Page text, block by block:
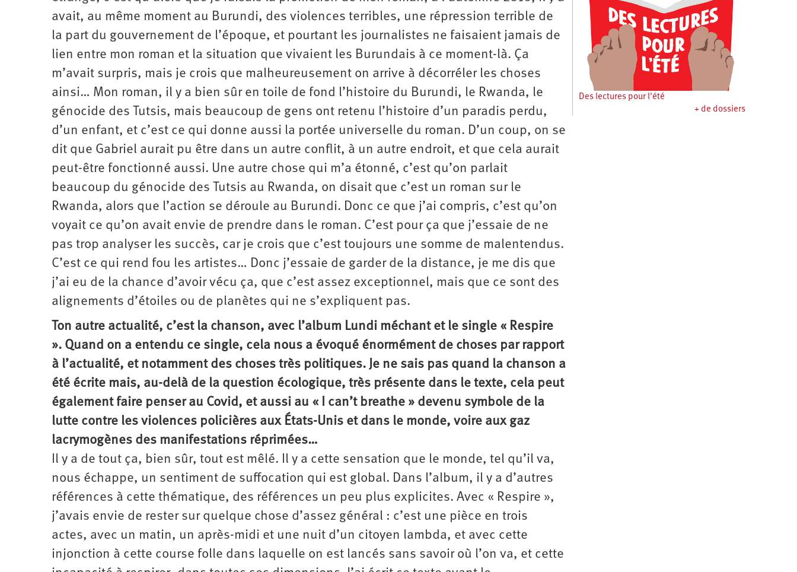
avait, au même moment au Burundi, des violences terribles, une répression terrible de
la part du gouvernement de l’époque, et pourtant les journalistes ne faisaient jamais de
lien entre mon roman et la situation que vivaient les Burundais à ce moment-là. Ça
m’avait surpris, mais je crois que malheureusement on arrive à décorréler les choses
ainsi… Mon roman, il y a bien sûr en toile de fond l’histoire du Burundi, le Rwanda, le
génocide des Tutsis, mais beaucoup de gens ont retenu l’histoire d’un paradis perdu,
d’un enfant, et c’est ce qui donne aussi la portée universelle du roman. D’un coup, on se
dit que Gabriel aurait pu être dans un autre conflit, à un autre endroit, et que cela aurait
peut-être fonctionné aussi. Une autre chose qui m’a étonné, c’est qu’on parlait
beaucoup du génocide des Tutsis au Rwanda, on disait que c’est un roman sur le
Rwanda, alors que l’action se déroule au Burundi. Donc ce que j’ai compris, c’est qu’on
voyait ce qu’on avait envie de prendre dans le roman. C’est pour ça que j’essaie de ne
pas trop analyser les succès, car je crois que c’est toujours une somme de malentendus.
C’est ce qui rend fou les artistes… Donc j’essaie de garder de la distance, je me dis que
j’ai eu de la chance d’avoir vécu ça, que c’est assez exceptionnel, mais que ce sont des
alignements d’étoiles ou de planètes qui ne s’expliquent pas.
Ton autre actualité, c’est la chanson, avec l’album Lundi méchant et le single « Respire
». Quand on a entendu ce single, cela nous a évoqué énormément de choses par rapport
à l’actualité, et notamment des choses très politiques. Je ne sais pas quand la chanson a
été écrite mais, au-delà de la question écologique, très présente dans le texte, cela peut
également faire penser au Covid, et aussi au « I can’t breathe » devenu symbole de la
lutte contre les violences policières aux États-Unis et dans le monde, voire aux gaz
lacrymogènes des manifestations réprimées…
Il y a de tout ça, bien sûr, tout est mêlé. Il y a cette sensation que le monde, tel qu’il va,
nous échappe, un sentiment de suffocation qui est global. Dans l’album, il y a d’autres
références à cette thématique, des références un peu plus explicites. Avec « Respire »,
j’avais envie de rester sur quelque chose d’assez général : c’est une pièce en trois
actes, avec un matin, un après-midi et une nuit d’un citoyen lambda, et avec cette
injonction à cette course folle dans laquelle on est lancés sans savoir où l’on va, et cette
Des lectures pour l'été
+ de dossiers